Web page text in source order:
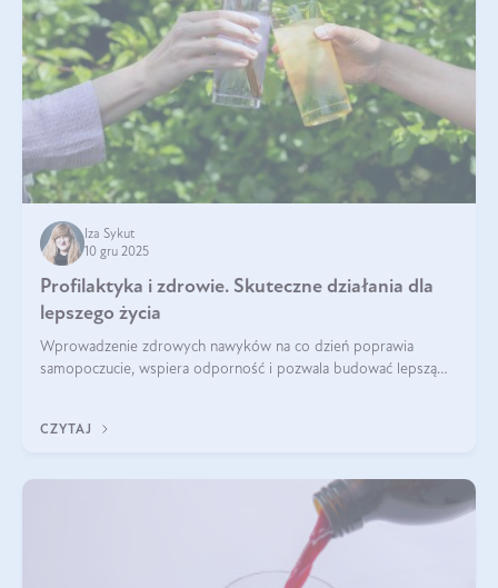
Iza Sykut
10 gru 2025
Profilaktyka i zdrowie. Skuteczne działania dla
lepszego życia
Wprowadzenie zdrowych nawyków na co dzień poprawia
samopoczucie, wspiera odporność i pozwala budować lepszą
CZYTAJ